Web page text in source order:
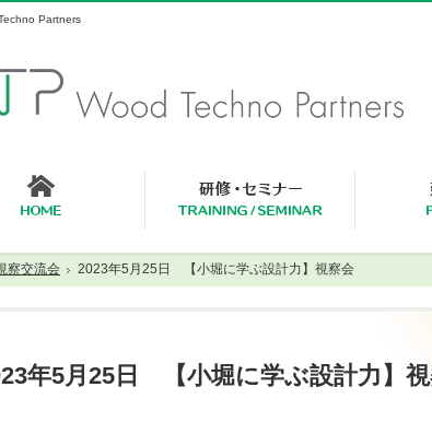
年5月25日 【小堀に学ぶ設計力】
Partners
ホーム セミナー・研
察交流会 2023年5月25日 【小堀に学ぶ設計力】視察会